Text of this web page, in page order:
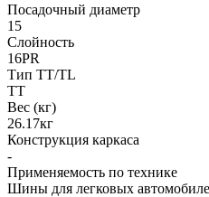
Посадочный диаметр
15
Слойность
16PR
Тип TT/TL
TT
Вес (кг)
26.17кг
Конструкция каркаса
-
Применяемость по технике
Шины для легковых